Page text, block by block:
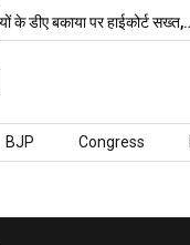
बकाया पर हाईकोर्ट सख्त,…
BJP Congress